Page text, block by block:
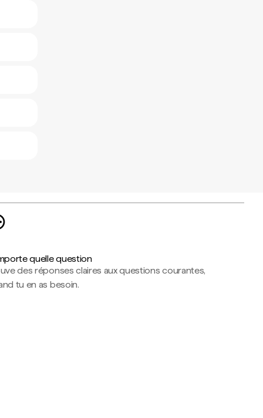
quelle question
des réponses claires aux questions courantes,
tu en as besoin.